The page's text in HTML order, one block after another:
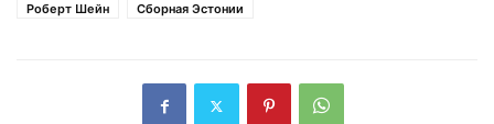
Роберт Шейн
Сборная Эстонии